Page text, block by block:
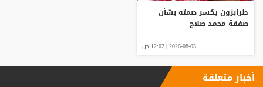
طرابزون يكسر صمته بشأن
صفقة محمد صلاح
2026-08-05 | 12:02 ص
أخبار متعلقة